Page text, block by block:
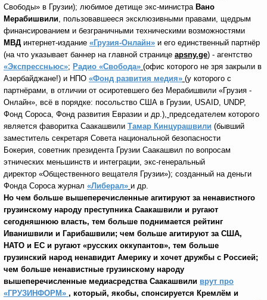
Свободы» в Грузии); любимое детище экс-министра Вано
Мерабишвили, пользовавшееся эксклюзивными правами, щедрым
финансированием и безграничными техническими возможностями
МВД интернет-издание «Грузия-Онлайн» и его единственный партнёр
(на что указывает баннер на главной странице apsny.ge) - агентство
«Экспрессньюс»; Радио «Свобода» (офис которого не зря закрыли в
Азербайджане!) и НПО «Фонд развития медия» (у которого с
партнёрами, в отличии от осиротевшего без Мерабишвили «Грузия -
Онлайн», всё в порядке: посольство США в Грузии, USAID, UNDP,
Фонд Сороса, Фонд развития Евразии и др.), председателем которого
является фаворитка Саакашвили Тамар Кинцурашвили (бывший
заместитель секретаря Совета национальной безопасности
Бокерия, советник президента Грузии Саакашвил по вопросам
этнических меньшинств и интеграции, экс-генеральный
директор «Общественного вещателя Грузии»); созданный на деньги
Фонда Сороса журнал «Либерал» и др.
Но чем больше вышеперечисленные агитируют за ненавистного
грузинскому народу преступника Саакашвили и ругают
сегодняшнюю власть, тем больше поднимается рейтинг
Иванишвили и Гарибашвили; чем больше агитируют за США,
НАТО и ЕС и ругают «русских оккупантов», тем больше
грузинский народ ненавидит Америку и хочет дружбы с Россией;
чем больше ненавистные грузинскому народу
вышеперечисленные медиасредства Саакашвили врут про
«ГРУЗИНФОРМ» , который, якобы, спонсируется Кремлём и